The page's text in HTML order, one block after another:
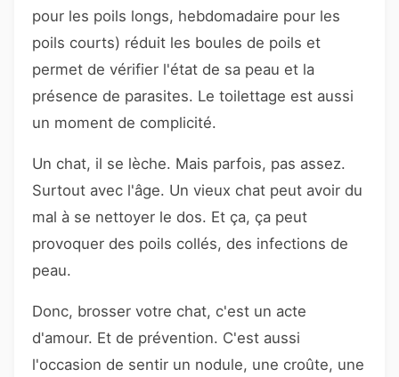
pour les poils longs, hebdomadaire pour les
poils courts) réduit les boules de poils et
permet de vérifier l'état de sa peau et la
présence de parasites. Le toilettage est aussi
un moment de complicité.
Un chat, il se lèche. Mais parfois, pas assez.
Surtout avec l'âge. Un vieux chat peut avoir du
mal à se nettoyer le dos. Et ça, ça peut
provoquer des poils collés, des infections de
peau.
Donc, brosser votre chat, c'est un acte
d'amour. Et de prévention. C'est aussi
l'occasion de sentir un nodule, une croûte, une